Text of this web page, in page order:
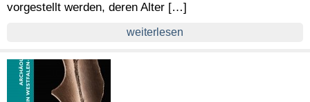
vorgestellt werden, deren Alter […]
weiterlesen